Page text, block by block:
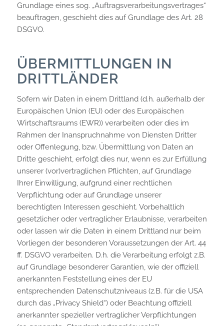
Grundlage eines sog. „Auftragsverarbeitungsvertrages“
beauftragen, geschieht dies auf Grundlage des Art. 28
DSGVO.
ÜBERMITTLUNGEN IN
DRITTLÄNDER
Sofern wir Daten in einem Drittland (d.h. außerhalb der
Europäischen Union (EU) oder des Europäischen
Wirtschaftsraums (EWR)) verarbeiten oder dies im
Rahmen der Inanspruchnahme von Diensten Dritter
oder Offenlegung, bzw. Übermittlung von Daten an
Dritte geschieht, erfolgt dies nur, wenn es zur Erfüllung
unserer (vor)vertraglichen Pflichten, auf Grundlage
Ihrer Einwilligung, aufgrund einer rechtlichen
Verpflichtung oder auf Grundlage unserer
berechtigten Interessen geschieht. Vorbehaltlich
gesetzlicher oder vertraglicher Erlaubnisse, verarbeiten
oder lassen wir die Daten in einem Drittland nur beim
Vorliegen der besonderen Voraussetzungen der Art. 44
ff. DSGVO verarbeiten. D.h. die Verarbeitung erfolgt z.B.
auf Grundlage besonderer Garantien, wie der offiziell
anerkannten Feststellung eines der EU
entsprechenden Datenschutzniveaus (z.B. für die USA
durch das „Privacy Shield“) oder Beachtung offiziell
anerkannter spezieller vertraglicher Verpflichtungen